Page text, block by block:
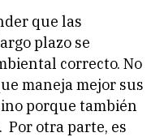
que las
plazo se
correcto. No
maneja mejor sus
porque también
Por otra parte, es